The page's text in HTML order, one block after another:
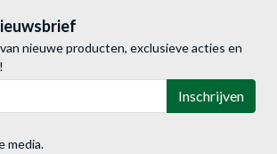
nieuwe producten, exclusieve acties en
Inschrijven
media.